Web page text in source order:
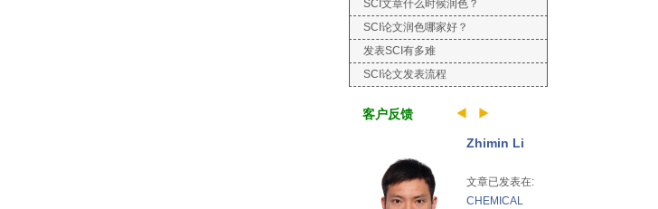
SCI文章什么时候润色？
SCI论文润色哪家好？
发表SCI有多难
SCI论文发表流程
客户反馈
Zhimin Li
文章已发表在:
CHEMICAL